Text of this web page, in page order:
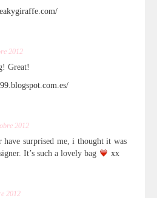
2012
Great!
2012
have surprised me, i thought it was
It’s such a lovely bag
xx
2012